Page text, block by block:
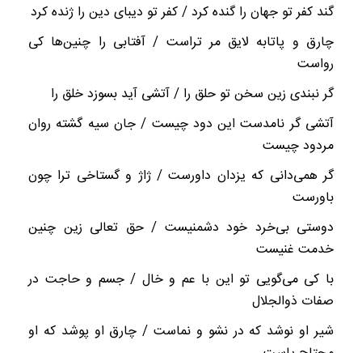
گند کفر تو جهان را گنده کرد / کفر تو دیبای دین را ژنده کرد
چارق و پاتابه لایق مر تراست / آفتابی را چنین‌ها کی
رواست
گر نبندی زین سخن تو حلق را / آتشی آید بسوزد خلق را
آتشی گر نامدست این دود چیست / جان سیه گشته روان
مردود چیست
گر همی‌دانی که یزدان داورست / ژاژ و گستاخی ترا چون
باورست
دوستی بی‌خرد خود دشمنیست / حق تعالی زین چنین
خدمت غنیست
با کی می‌گویی تو این با عم و خال / جسم و حاجت در
صفات ذوالجلال
شیر او نوشد که در نشو و نماست / چارق او پوشد که او